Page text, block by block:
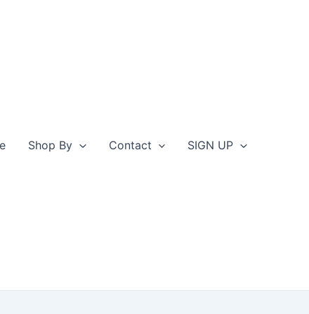
Shop By Contact SIGN UP